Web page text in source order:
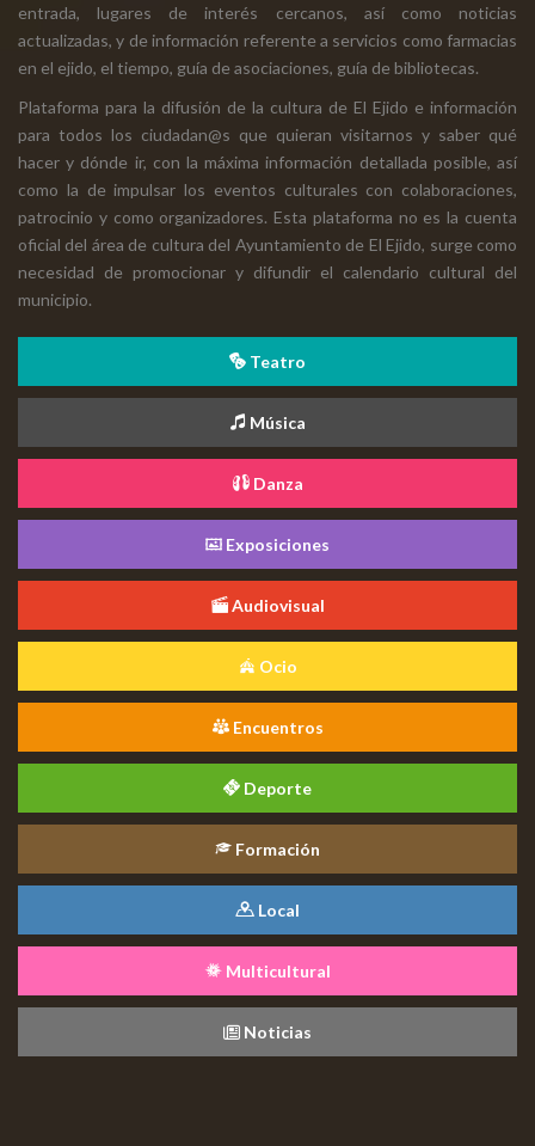
entrada, lugares de interés cercanos, así como noticias
actualizadas, y de información referente a servicios como farmacias
en el ejido, el tiempo, guía de asociaciones, guía de bibliotecas.
Plataforma para la difusión de la cultura de El Ejido e información
para todos los ciudadan@s que quieran visitarnos y saber qué
hacer y dónde ir, con la máxima información detallada posible, así
como la de impulsar los eventos culturales con colaboraciones,
patrocinio y como organizadores. Esta plataforma no es la cuenta
oficial del área de cultura del Ayuntamiento de El Ejido, surge como
necesidad de promocionar y difundir el calendario cultural del
municipio.
Teatro
Música
Danza
Exposiciones
Audiovisual
Ocio
Encuentros
Deporte
Formación
Local
Multicultural
Noticias